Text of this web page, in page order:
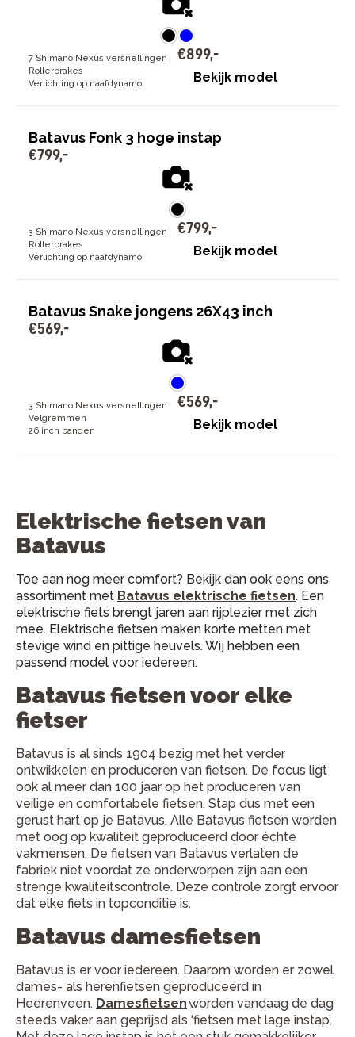
7 Shimano Nexus versnellingen
Rollerbrakes
Verlichting op naafdynamo
€899,-
Bekijk model
Batavus Fonk 3 hoge instap
€799,-
3 Shimano Nexus versnellingen
Rollerbrakes
Verlichting op naafdynamo
€799,-
Bekijk model
Batavus Snake jongens 26X43 inch
€569,-
3 Shimano Nexus versnellingen
Velgremmen
26 inch banden
€569,-
Bekijk model
Elektrische fietsen van
Batavus
Toe aan nog meer comfort? Bekijk dan ook eens ons
assortiment met Batavus elektrische fietsen. Een
elektrische fiets brengt jaren aan rijplezier met zich
mee. Elektrische fietsen maken korte metten met
stevige wind en pittige heuvels. Wij hebben een
passend model voor iedereen.
Batavus fietsen voor elke
fietser
Batavus is al sinds 1904 bezig met het verder
ontwikkelen en produceren van fietsen. De focus ligt
ook al meer dan 100 jaar op het produceren van
veilige en comfortabele fietsen. Stap dus met een
gerust hart op je Batavus. Alle Batavus fietsen worden
met oog op kwaliteit geproduceerd door échte
vakmensen. De fietsen van Batavus verlaten de
fabriek niet voordat ze onderworpen zijn aan een
strenge kwaliteitscontrole. Deze controle zorgt ervoor
dat elke fiets in topconditie is.
Batavus damesfietsen
Batavus is er voor iedereen. Daarom worden er zowel
dames- als herenfietsen geproduceerd in
Heerenveen. Damesfietsenworden vandaag de dag
steeds vaker aan geprijsd als ‘fietsen met lage instap’.